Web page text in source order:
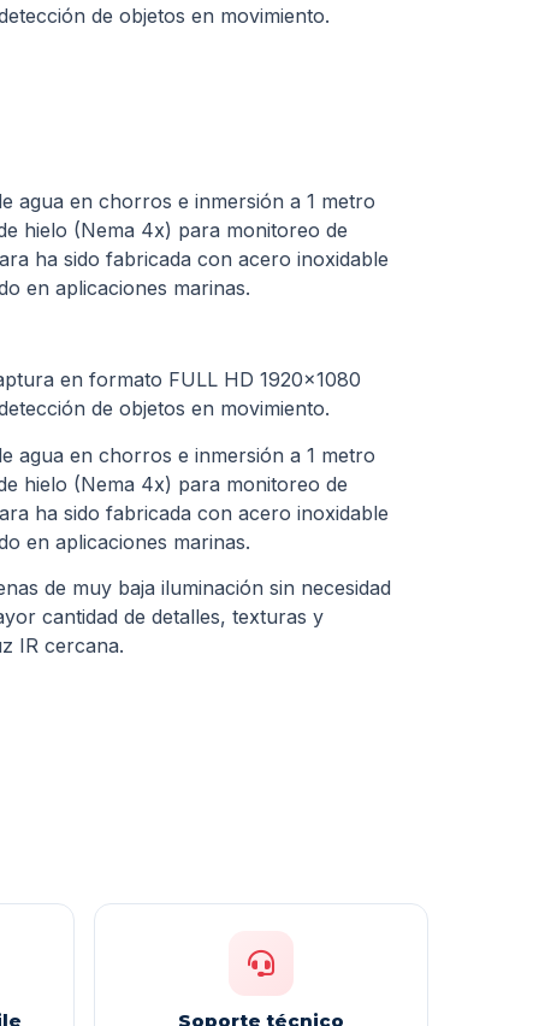
de objetos en movimiento.
agua en chorros e inmersión a 1 metro
hielo (Nema 4x) para monitoreo de
ha sido fabricada con acero inoxidable
en aplicaciones marinas.
en formato FULL HD 1920×1080
de objetos en movimiento.
agua en chorros e inmersión a 1 metro
hielo (Nema 4x) para monitoreo de
ha sido fabricada con acero inoxidable
en aplicaciones marinas.
de muy baja iluminación sin necesidad
cantidad de detalles, texturas y
IR cercana.
Soporte técnico